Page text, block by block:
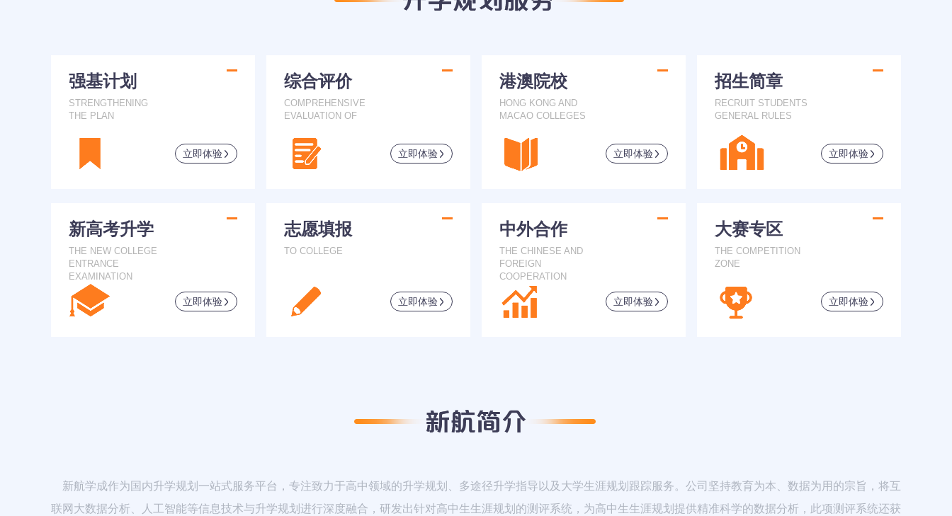
强基计划
STRENGTHENING
THE PLAN
立即体验
综合评价
COMPREHENSIVE
EVALUATION OF
立即体验
港澳院校
HONG KONG AND
MACAO COLLEGES
立即体验
招生简章
RECRUIT STUDENTS
GENERAL RULES
立即体验
新高考升学
THE NEW COLLEGE
ENTRANCE
EXAMINATION
立即体验
志愿填报
TO COLLEGE
立即体验
中外合作
THE CHINESE AND
FOREIGN
COOPERATION
立即体验
大赛专区
THE COMPETITION
ZONE
立即体验
新航学成作为国内升学规划一站式服务平台，专注致力于高中领域的升学规划、多途径升学指导以及大学生涯规划跟踪服务。公司坚持教育为本、数据为用的宗旨，将互
联网大数据分析、人工智能等信息技术与升学规划进行深度融合，研发出针对高中生生涯规划的测评系统，为高中生生涯规划提供精准科学的数据分析，此项测评系统还获